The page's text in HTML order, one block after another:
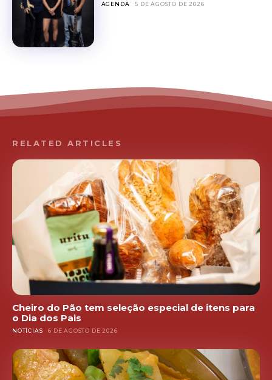
AGENDA 5 DE AGOSTO DE 2026
RELATED ARTICLES
Cheiro do Pão tem seleção especial de itens para
o Dia dos Pais
NOTÍCIAS 6 DE AGOSTO DE 2026